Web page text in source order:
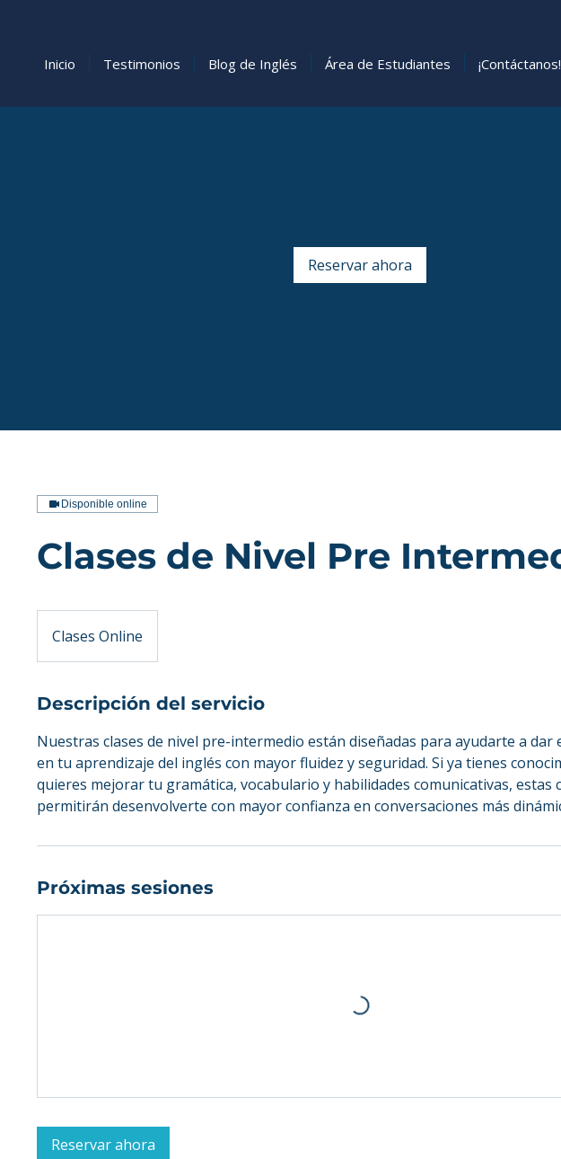
Inicio Testimonios Blog de Inglés Área de Estudiantes ¡Contáctanos!
Reservar ahora
Disponible online
Clases de Nivel Pre
Clases Online
Descripción del servicio
Nuestras clases de nivel pre-intermedio están diseñadas para ayudarte a dar
en tu aprendizaje del inglés con mayor fluidez y seguridad. Si ya tienes
quieres mejorar tu gramática, vocabulario y habilidades comunicativas, estas
permitirán desenvolverte con mayor confianza en conversaciones más
Próximas sesiones
Reservar ahora